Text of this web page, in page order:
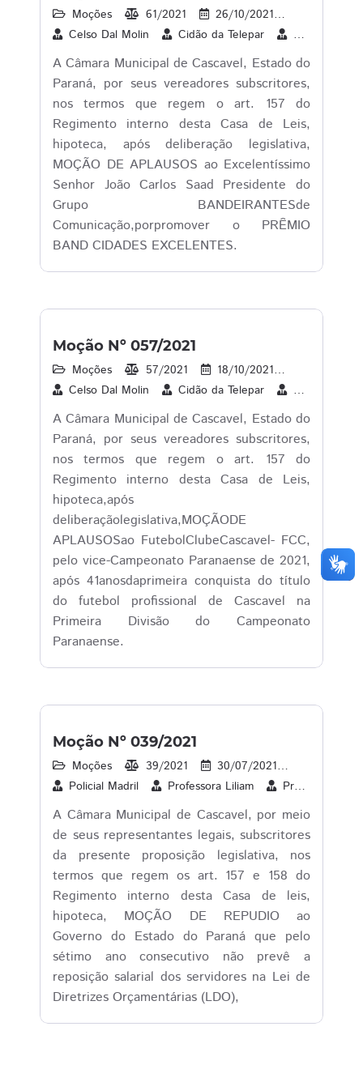
Moções 61/2021 26/10/2021
Celso Dal Molin
Cidão da Telepar Cleverson
A Câmara Municipal de Cascavel, Estado do
Paraná, por seus vereadores subscritores,
nos termos que regem o art. 157 do
Regimento interno desta Casa de Leis,
hipoteca, após deliberação legislativa,
MOÇÃO DE APLAUSOS ao Excelentíssimo
Senhor João Carlos Saad Presidente do
Grupo BANDEIRANTESde
Comunicação,porpromover o PRÊMIO
BAND CIDADES EXCELENTES.
Moção Nº 057/2021
Moções 57/2021 18/10/2021
Celso Dal Molin
Cidão da Telepar Cleverson
A Câmara Municipal de Cascavel, Estado do
Paraná, por seus vereadores subscritores,
nos termos que regem o art. 157 do
Regimento interno desta Casa de Leis,
hipoteca,após
deliberaçãolegislativa,MOÇÃODE
APLAUSOSao FutebolClubeCascavel- FCC,
pelo vice-Campeonato Paranaense de 2021,
após 41anosdaprimeira conquista do título
do futebol profissional de Cascavel na
Primeira Divisão do Campeonato
Paranaense.
Moção Nº 039/2021
Moções 39/2021 30/07/2021
Policial Madril
Professora Liliam Professor Santello
A Câmara Municipal de Cascavel, por meio
de seus representantes legais, subscritores
da presente proposição legislativa, nos
termos que regem os art. 157 e 158 do
Regimento interno desta Casa de leis,
hipoteca, MOÇÃO DE REPUDIO ao
Governo do Estado do Paraná que pelo
sétimo ano consecutivo não prevê a
reposição salarial dos servidores na Lei de
Diretrizes Orçamentárias (LDO),